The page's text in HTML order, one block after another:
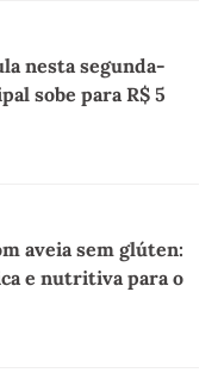
nesta segunda-
sobe para R$ 5
aveia sem glúten:
e nutritiva para o